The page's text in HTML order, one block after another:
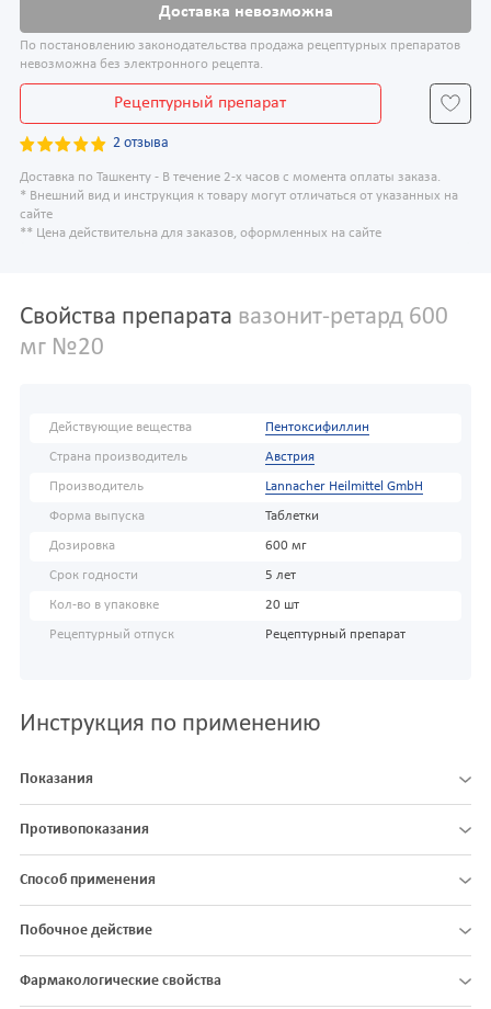
Доставка невозможна
По постановлению законодательства продажа рецептурных препаратов
невозможна без электронного рецепта.
Рецептурный препарат
2 отзыва
Доставка по Ташкенту - В течение 2-х часов с момента оплаты заказа.
* Внешний вид и инструкция к товару могут отличаться от указанных на
сайте
** Цена действительна для заказов, оформленных на сайте
Свойства препарата вазонит-ретард 600
мг №20
Действующие вещества Пентоксифиллин
Страна производитель Австрия
Производитель Lannacher Heilmittel GmbH
Форма выпуска Таблетки
Дозировка 600 мг
Срок годности 5 лет
Кол-во в упаковке 20 шт
Рецептурный отпуск Рецептурный препарат
Инструкция по применению
Показания
Противопоказания
Способ применения
Побочное действие
Фармакологические свойства